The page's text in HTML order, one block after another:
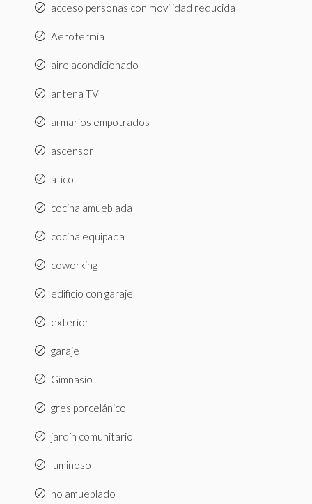
acceso personas con movilidad reducida
Aerotermia
aire acondicionado
antena TV
armarios empotrados
ascensor
ático
cocina amueblada
cocina equipada
coworking
edificio con garaje
exterior
garaje
Gimnasio
gres porcelánico
jardín comunitario
luminoso
no amueblado